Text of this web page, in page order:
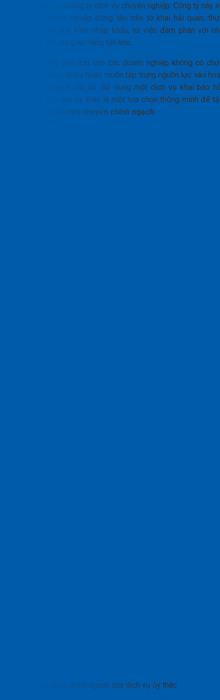
ủy thác cho một công ty dịch vụ chuyên nghiệp. Công ty này
thay mặt doanh nghiệp đứng tên trên tờ khai hải quan,
hiện toàn bộ quy trình nhập khẩu, từ việc đàm phán với
cung cấp đến khi giao hàng tận kho.
Giải pháp này phù hợp cho các doanh nghiệp không có
năng xuất nhập khẩu, hoặc muốn tập trung nguồn lực vào
động kinh doanh cốt lõi. Sử dụng một dịch vụ khai báo
quan trọn gói qua ủy thác là một lựa chọn thông minh để
dụng lợi ích của vận chuyển chính ngạch.
Nhập khẩu chính ngạch qua dịch vụ ủy thác